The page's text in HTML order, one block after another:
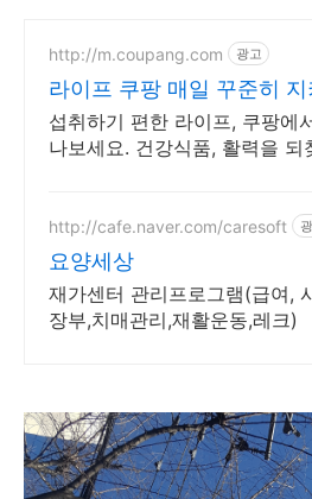
http://m.coupang.com 광고
라이프 쿠팡 매일 꾸준히
섭취하기 편한 라이프, 쿠팡에
나보세요. 건강식품, 활력을 되
http://cafe.naver.com/caresoft
요양세상
재가센터 관리프로그램(급여,
장부,치매관리,재활운동,레크)